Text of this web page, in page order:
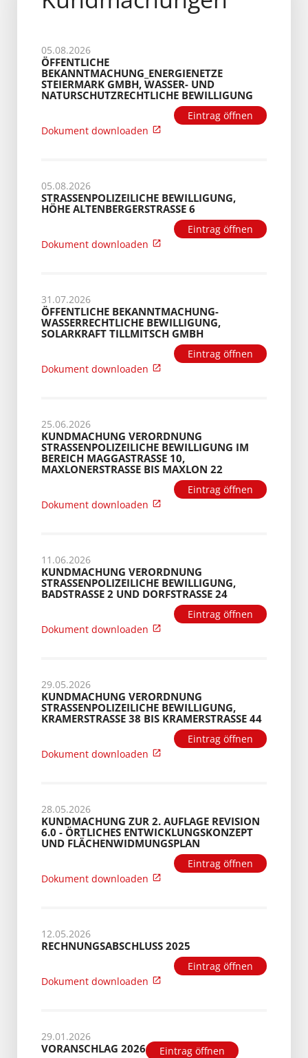
05.08.2026
ÖFFENTLICHE
BEKANNTMACHUNG_ENERGIENETZE
STEIERMARK GMBH, WASSER- UND
NATURSCHUTZRECHTLICHE BEWILLIGUNG
Eintrag öffnen
Dokument downloaden
05.08.2026
STRASSENPOLIZEILICHE BEWILLIGUNG, H
ÖHE ALTENBERGERSTRASSE 6
Eintrag öffnen
Dokument downloaden
31.07.2026
ÖFFENTLICHE BEKANNTMACHUNG-
WASSERRECHTLICHE BEWILLIGUNG,
SOLARKRAFT TILLMITSCH GMBH
Eintrag öffnen
Dokument downloaden
25.06.2026
KUNDMACHUNG VERORDNUNG
STRASSENPOLIZEILICHE BEWILLIGUNG IM B
EREICH MAGGASTRASSE 10, MA
XLONERSTRASSE BIS MAXLON 22
Eintrag öffnen
Dokument downloaden
11.06.2026
KUNDMACHUNG VERORDNUNG
STRASSENPOLIZEILICHE BEWILLIGUNG, B
ADSTRASSE 2 UND DORFSTRASSE 24
Eintrag öffnen
Dokument downloaden
29.05.2026
KUNDMACHUNG VERORDNUNG
STRASSENPOLIZEILICHE BEWILLIGUNG, K
RAMERSTRASSE 38 BIS KRAMERSTRASSE 44
Eintrag öffnen
Dokument downloaden
28.05.2026
KUNDMACHUNG ZUR 2. AUFLAGE REVISION
6.0 - ÖRTLICHES ENTWICKLUNGSKONZEPT
UND FLÄCHENWIDMUNGSPLAN
Eintrag öffnen
Dokument downloaden
12.05.2026
RECHNUNGSABSCHLUSS 2025
Eintrag öffnen
Dokument downloaden
29.01.2026
VORANSCHLAG 2026
Eintrag öffnen